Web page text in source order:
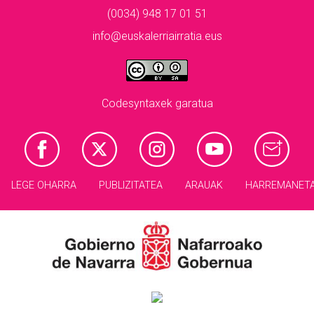
(0034) 948 17 01 51
info@euskalerriairratia.eus
Codesyntaxek garatua
LEGE OHARRA PUBLIZITATEA ARAUAK